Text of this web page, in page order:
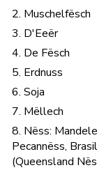
2. Muschelfësch
3. D'Eeër
4. De Fësch
5. Erdnuss
6. Soja
7. Mëllech
8. Nëss:
Pecannëss,
(Queensland